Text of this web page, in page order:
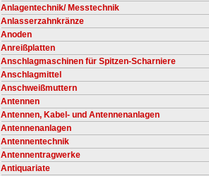
Anlagentechnik/ Messtechnik
Anlasserzahnkränze
Anoden
Anreißplatten
Anschlagmaschinen für Spitzen-Scharniere
Anschlagmittel
Anschweißmuttern
Antennen
Antennen, Kabel- und Antennenanlagen
Antennenanlagen
Antennentechnik
Antennentragwerke
Antiquariate